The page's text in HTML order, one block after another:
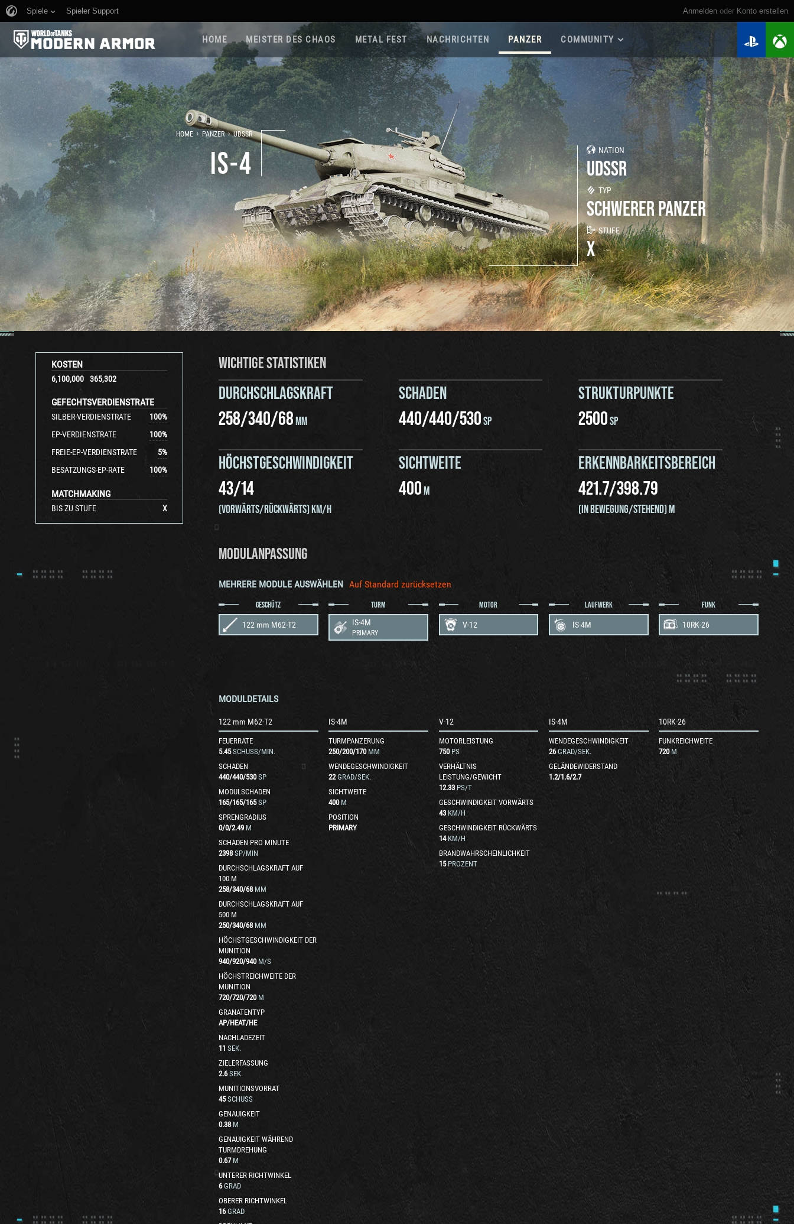
Anmelden oder Konto erstellen
Spiele Spieler Support
HOME MEISTER DES CHAOS METAL FEST NACHRICHTEN PANZER COMMUNITY
Roadmap 2026
Spielanleitungen
Spieler suchen
Meine Statistiken
Kriegskassen
Regimenter
Regimenter-Ranglisten
Twitch Drops
NATION
UDSSR
TYP
SCHWERER PANZER
STUFE
X
HOME › PANZER › UDSSR
IS-4
KOSTEN
6,100,000 365,302
GEFECHTSVERDIENSTRATE
SILBER-VERDIENSTRATE 100%
EP-VERDIENSTRATE
100%
FREIE-EP-VERDIENSTRATE
5%
BESATZUNGS-EP-RATE
100%
MATCHMAKING
BIS ZU STUFE X
WICHTIGE STATISTIKEN
DURCHSCHLAGSKRAFT
258/340/68MM
SCHADEN
440/440/530SP
STRUKTURPUNKTE
2500SP
HÖCHSTGESCHWINDIGKEIT
43/14
(VORWÄRTS/RÜCKWÄRTS) KM/H
SICHTWEITE
400M
ERKENNBARKEITSBEREICH
421.7/398.79
(IN BEWEGUNG/STEHEND) M
MODULANPASSUNG
MEHRERE MODULE AUSWÄHLEN Auf Standard zurücksetzen
GESCHÜTZ
122 mm M62-T2
TURM
IS-4M
PRIMARY
MOTOR
V-12
LAUFWERK
IS-4M
FUNK
10RK-26
MODULDETAILS
122 mm M62-T2
FEUERRATE
5.45 SCHUSS/MIN.
SCHADEN
440/440/530 SP
MODULSCHADEN
165/165/165 SP
SPRENGRADIUS
0/0/2.49 M
SCHADEN PRO MINUTE
2398 SP/MIN
DURCHSCHLAGSKRAFT AUF
100 M
258/340/68 MM
DURCHSCHLAGSKRAFT AUF
500 M
250/340/68 MM
HÖCHSTGESCHWINDIGKEIT DER
MUNITION
940/920/940 M/S
HÖCHSTREICHWEITE DER
MUNITION
720/720/720 M
GRANATENTYP
AP/HEAT/HE
NACHLADEZEIT
11 SEK.
ZIELERFASSUNG
2.6 SEK.
MUNITIONSVORRAT
45 SCHUSS
GENAUIGKEIT
0.38 M
GENAUIGKEIT WÄHREND
TURMDREHUNG
0.67 M
UNTERER RICHTWINKEL
6 GRAD
OBERER RICHTWINKEL
16 GRAD
IS-4M
TURMPANZERUNG
250/200/170 MM
WENDEGESCHWINDIGKEIT
22 GRAD/SEK.
SICHTWEITE
400 M
POSITION
PRIMARY
V-12
MOTORLEISTUNG
750 PS
VERHÄLTNIS
LEISTUNG/GEWICHT
12.33 PS/T
GESCHWINDIGKEIT VORWÄRTS
43 KM/H
GESCHWINDIGKEIT RÜCKWÄRTS
14 KM/H
BRANDWAHRSCHEINLICHKEIT
15 PROZENT
IS-4M
WENDEGESCHWINDIGKEIT
26 GRAD/SEK.
GELÄNDEWIDERSTAND
1.2/1.6/2.7
10RK-26
FUNKREICHWEITE
720 M